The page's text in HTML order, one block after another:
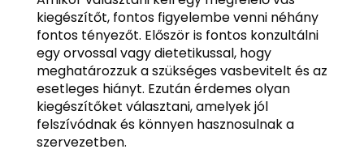
kiegészítőt, fontos figyelembe venni néhány
fontos tényezőt. Először is fontos konzultálni
egy orvossal vagy dietetikussal, hogy
meghatározzuk a szükséges vasbevitelt és az
esetleges hiányt. Ezután érdemes olyan
kiegészítőket választani, amelyek jól
felszívódnak és könnyen hasznosulnak a
szervezetben.